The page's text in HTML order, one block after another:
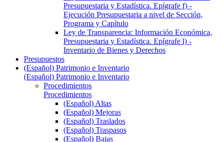
Presupuestaria y Estadística. Epígrafe f) -
Ejecución Presupuestaria a nivel de Sección,
Programa y Capítulo
Ley de Transparencia: Información Económica,
Presupuestaria y Estadística. Epígrafe l) -
Inventario de Bienes y Derechos
Presupuestos
(Español) Patrimonio e Inventario
(Español) Patrimonio e Inventario
Procedimientos
Procedimientos
(Español) Altas
(Español) Mejoras
(Español) Traslados
(Español) Traspasos
(Español) Bajas